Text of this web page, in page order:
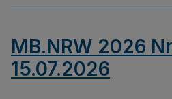
MB.NRW 2026
15.07.2026